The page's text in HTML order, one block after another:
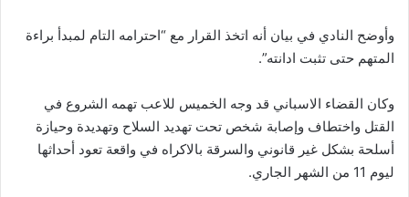
وأوضح النادي في بيان أنه اتخذ القرار مع “احترامه التام لمبدأ براءة
المتهم حتى تثبت ادانته”.
وكان القضاء الاسباني قد وجه الخميس للاعب تهمه الشروع في
القتل واختطاف وإصابة شخص تحت تهديد السلاح وتهديدة وحيازة
أسلحة بشكل غير قانوني والسرقة بالاكراه في واقعة تعود أحداثها
ليوم 11 من الشهر الجاري.